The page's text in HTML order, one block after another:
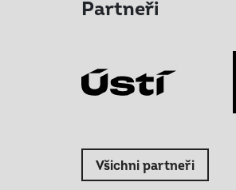
Partneři
Všichni partneři